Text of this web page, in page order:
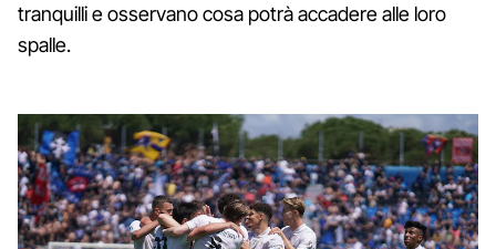
tranquilli e osservano cosa potrà accadere alle loro
spalle.